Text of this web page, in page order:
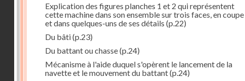
Explication des figures planches 1 et 2 qui représentent
cette machine dans son ensemble sur trois faces, en coupe
et dans quelques-uns de ses détails (p.22)
Du bâti(p.23)
Du battant ou chasse(p.24)
Mécanisme à l'aide duquel s'opèrent le lancement de la
navette et le mouvement du battant(p.24)